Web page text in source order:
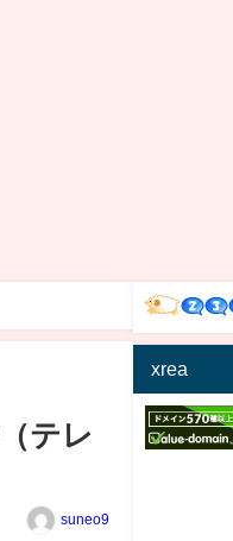
テレ
suneo9
xrea